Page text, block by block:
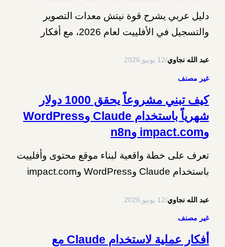
دليل عربي يشرح قوة نيتش معدات التصوير
والتسجيل في الأفلييت لعام 2026، مع أفكار
عملية.
عبد الله نجاوي/12 يونيو,2026
غير مصنف
كيف تبني مشروعاً يحقق 1000 دولار
شهرياً باستخدام Claude وWordPress
وimpact.com وn8n
تعرف على خطة واقعية لبناء موقع محتوى وأفلييت
باستخدام Claude وWordPress وimpact.com
دولار شهرياً.
عبد الله نجاوي/12 يونيو,2026
غير مصنف
أفكار عملية لاستخدام Claude مع